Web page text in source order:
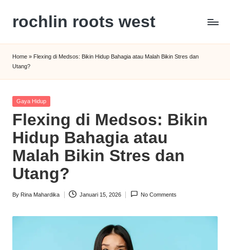
content
rochlin roots west
Kesehatan
Modern
Home » Flexing di Medsos: Bikin Hidup Bahagia atau Malah Bikin Stres dan
Utang?
Posted
Gaya Hidup
Flexing di Medsos: Bikin
Hidup Bahagia atau
Malah Bikin Stres dan
Utang?
Posted
By Rina Mahardika Januari 15, 2026 No Comments